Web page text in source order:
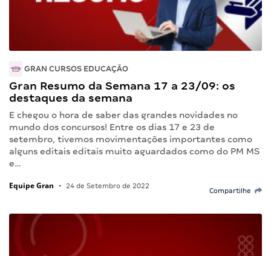
GRAN CURSOS EDUCAÇÃO
Gran Resumo da Semana 17 a 23/09: os
destaques da semana
E chegou o hora de saber das grandes novidades no
mundo dos concursos! Entre os dias 17 e 23 de
setembro, tivemos movimentações importantes como
alguns editais editais muito aguardados como do PM MS
e…
Equipe Gran • 24 de Setembro de 2022
Compartilhe